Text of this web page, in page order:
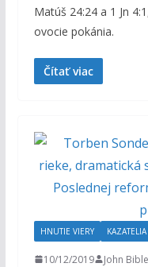
Matúš 24:24 a 1 Jn
ovocie pokánia.
Čítať viac
HNUTIE VIERY
10/12/2019 John Bible